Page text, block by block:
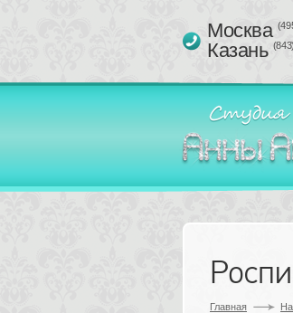
Москва
Казань (843)
Главная